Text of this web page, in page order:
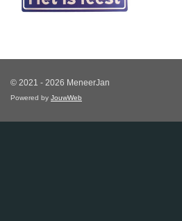
© 2021 - 2026 MeneerJan
Powered by JouwWeb